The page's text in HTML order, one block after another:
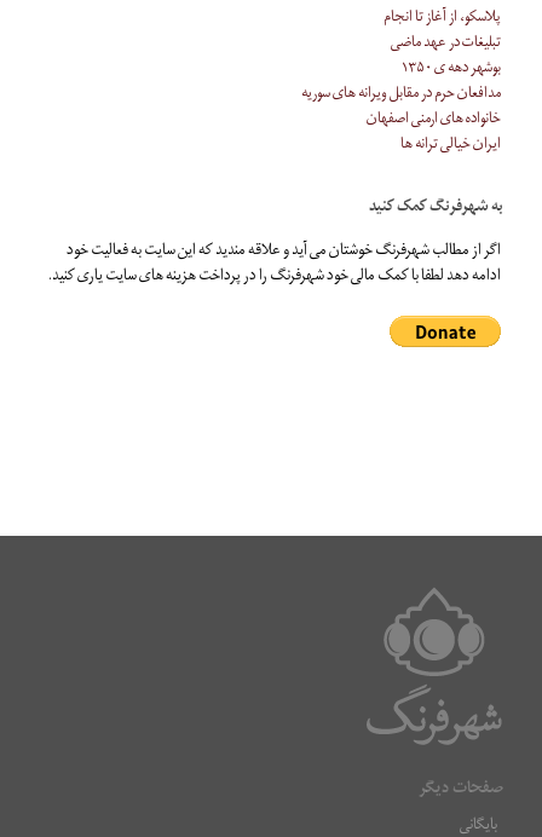
پلاسکو، از آغاز تا انجام
تبلیغات در عهد ماضی
بوشهر دهه ی ۱۳۵۰
مدافعان حرم در مقابل ویرانه های سوریه
خانواده های ارمنی اصفهان
ایران خیالی ترانه ها
به شهرفرنگ کمک کنید
اگر از مطالب شهرفرنگ خوشتان می آید و علاقه مندید که این سایت به فعالیت خود
ادامه دهد لطفا با کمک مالی خود شهرفرنگ را در پرداخت هزینه های سایت یاری کنید.
صفحات دیگر
بایگانی